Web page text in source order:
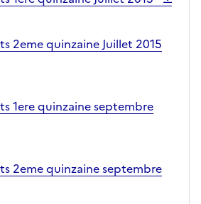
2eme quinzaine Juillet 2015
1ere quinzaine septembre
2eme quinzaine septembre